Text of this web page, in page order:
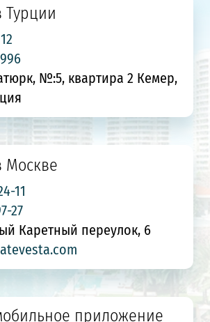
Турции
№:5, квартира 2 Кемер,
Москве
11
27
Каретный переулок, 6
приложение